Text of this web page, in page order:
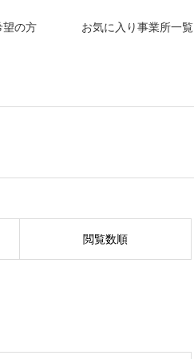
望の方 お気に入り事業所一覧
閲覧数順